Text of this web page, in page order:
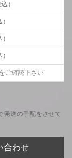
）
ご確認下さい
発送の手配をさせて
合わせ